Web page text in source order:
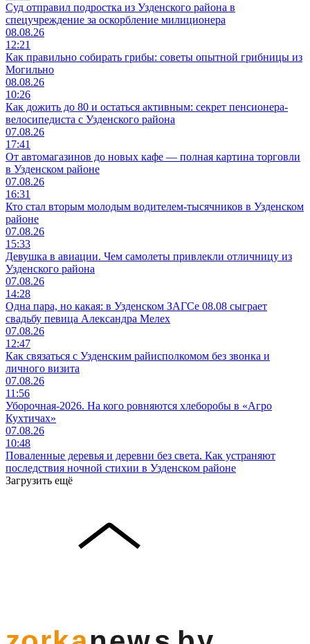
Суд отправил подростка из Узденского района в
спецучреждение за оскорбление милиционера
08.08.26
12:21
Как правильно собирать грибы: советы опытной грибницы из
Могильно
08.08.26
10:26
Как дожить до 80 и остаться активным: секрет пенсионера-
велосипедиста с Узденского района
07.08.26
17:41
От автомагазинов до новых кафе — полная картина торговли
в Узденском районе
07.08.26
16:31
Кто стал вторым молодым водителем-тысячников в Узденском
районе
07.08.26
15:33
Девушка в авиации. Чем самолеты привлекли отличницу из
Узденского района
07.08.26
14:28
Одна пара, но какая: в Узденском ЗАГСе 08.08 сыграет
свадьбу певица Александра Мелех
07.08.26
12:47
Как связаться с Узденским райисполкомом без звонка и
личного визита
07.08.26
11:56
Уборочная-2026. На кого ровняются хлеборобы в «Агро
Кухтичах»
07.08.26
10:48
Поваленные деревья и деревни без света. Как устраняют
последствия ночной стихии в Узденском районе
Загрузить ещё